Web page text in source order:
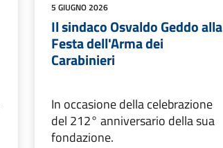
5 GIUGNO 2026
Il sindaco Osvaldo Geddo alla
Festa dell'Arma dei
Carabinieri
In occasione della celebrazione
del 212° anniversario della sua
fondazione.